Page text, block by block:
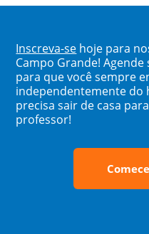
Inscreva-se hoje para
Campo Grande!
para que você sempre
independentemente do
precisa sair de casa
professor!